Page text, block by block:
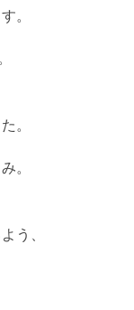
。
。
。
う、